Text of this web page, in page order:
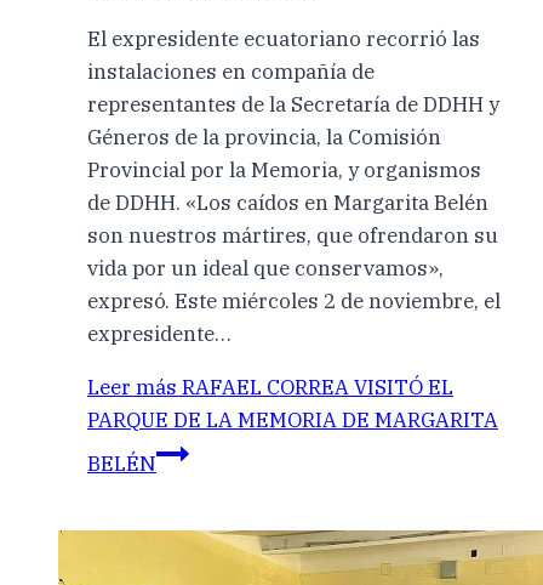
El expresidente ecuatoriano recorrió las
instalaciones en compañía de
representantes de la Secretaría de DDHH y
Géneros de la provincia, la Comisión
Provincial por la Memoria, y organismos
de DDHH. «Los caídos en Margarita Belén
son nuestros mártires, que ofrendaron su
vida por un ideal que conservamos»,
expresó. Este miércoles 2 de noviembre, el
expresidente…
Leer más RAFAEL CORREA VISITÓ EL
PARQUE DE LA MEMORIA DE MARGARITA
BELÉN